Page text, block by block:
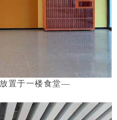
置于一楼食堂—